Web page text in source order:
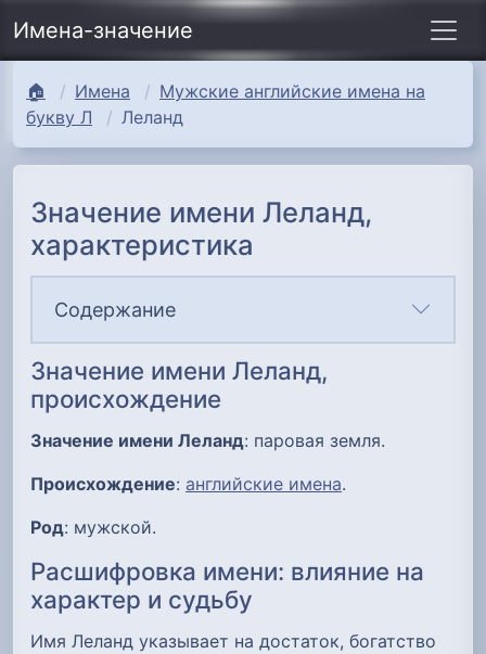
Имена-значение
🏠 Имена
Мужские английские имена на
букву Л
Леланд
Значение имени Леланд,
характеристика
Содержание
Значение имени Леланд,
происхождение
Значение имени Леланд: паровая земля.
Происхождение: английские имена.
Род: мужской.
Расшифровка имени: влияние на
характер и судьбу
Имя Леланд указывает на достаток, богатство